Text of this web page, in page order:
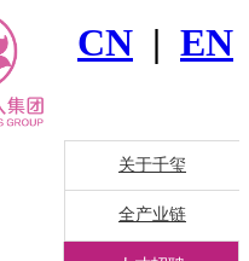
CN | EN
关于千玺
全产业链